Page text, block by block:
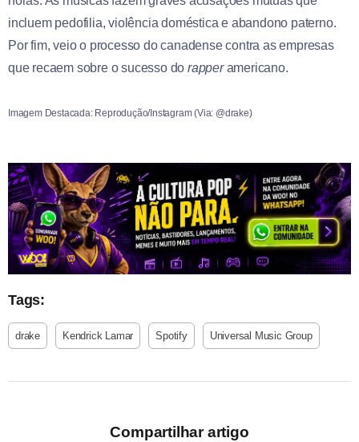
incluem pedofilia, violência doméstica e abandono paterno.
Por fim, veio o processo do canadense contra as empresas
que recaem sobre o sucesso dorapperamericano.
Imagem Destacada: Reprodução/Instagram (Via: @drake)
Tags:
drake Kendrick Lamar Spotify Universal Music Group
Compartilhar artigo